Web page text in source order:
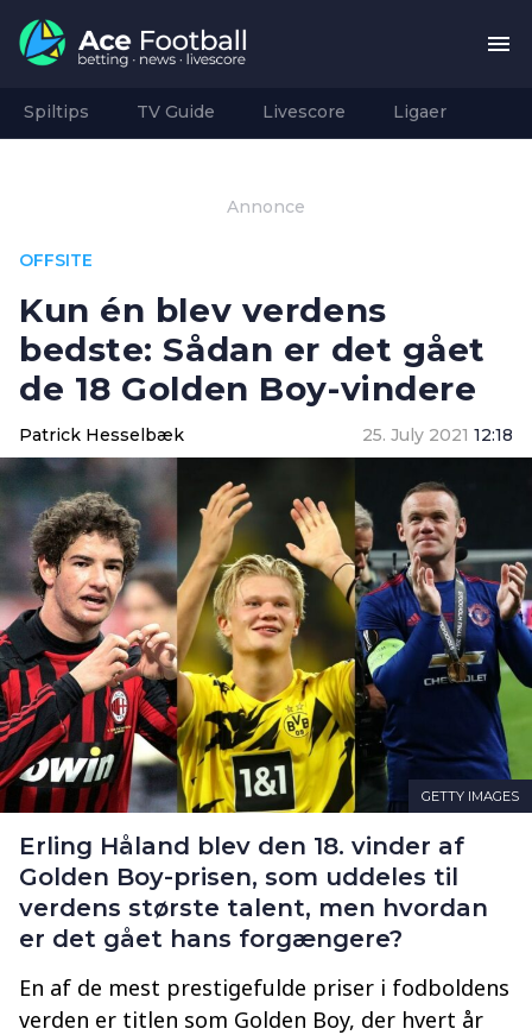
Spiltips TV Guide Livescore Ligaer
Annonce
OFFSITE
Kun én blev verdens
bedste: Sådan er det gået
de 18 Golden Boy-vindere
Patrick Hesselbæk 25. July 2021 12:18
GETTY IMAGES
Erling Håland blev den 18. vinder af
Golden Boy-prisen, som uddeles til
verdens største talent, men hvordan
er det gået hans forgængere?
En af de mest prestigefulde priser i fodboldens
verden er titlen som Golden Boy, der hvert år